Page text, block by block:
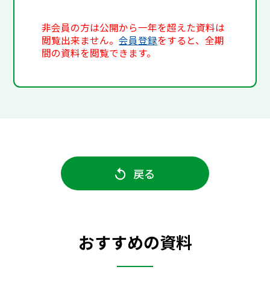
非会員の方は公開から一年を超えた資料は
閲覧出来ません。会員登録をすると、全期
間の資料を閲覧できます。
戻る
おすすめの資料